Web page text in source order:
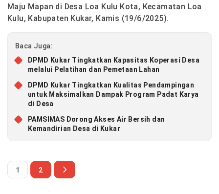
Maju Mapan di Desa Loa Kulu Kota, Kecamatan Loa
Kulu, Kabupaten Kukar, Kamis (19/6/2025).
Baca Juga:
DPMD Kukar Tingkatkan Kapasitas Koperasi Desa
melalui Pelatihan dan Pemetaan Lahan
DPMD Kukar Tingkatkan Kualitas Pendampingan
untuk Maksimalkan Dampak Program Padat Karya
di Desa
PAMSIMAS Dorong Akses Air Bersih dan
Kemandirian Desa di Kukar
1 2